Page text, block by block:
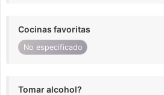
Cocinas favoritas
No especificado
Tomar alcohol?